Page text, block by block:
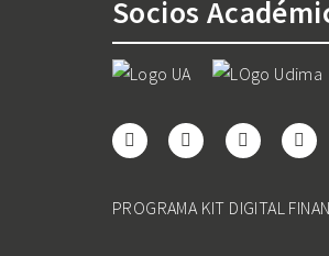
Socios
PROGRAMA KIT DIGITAL